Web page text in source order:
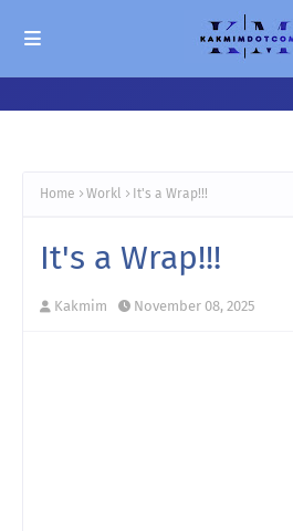
Home Workl It's a Wrap!!!
It's a Wrap!!!
Kakmim November 08, 2025